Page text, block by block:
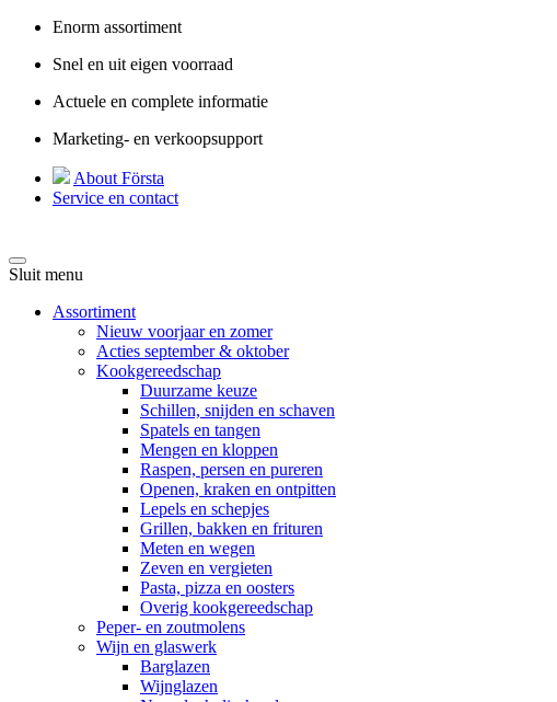
Enorm assortiment
Snel en uit eigen voorraad
Actuele en complete informatie
Marketing- en verkoopsupport
About Första
Service en contact
Sluit menu
Assortiment
Nieuw voorjaar en zomer
Acties september & oktober
Kookgereedschap
Duurzame keuze
Schillen, snijden en schaven
Spatels en tangen
Mengen en kloppen
Raspen, persen en pureren
Openen, kraken en ontpitten
Lepels en schepjes
Grillen, bakken en frituren
Meten en wegen
Zeven en vergieten
Pasta, pizza en oosters
Overig kookgereedschap
Peper- en zoutmolens
Wijn en glaswerk
Barglazen
Wijnglazen